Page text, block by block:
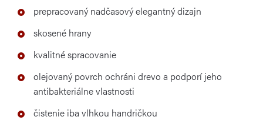
prepracovaný nadčasový elegantný dizajn
skosené hrany
kvalitné spracovanie
olejovaný povrch ochráni drevo a podporí jeho
antibakteriálne vlastnosti
čistenie iba vlhkou handričkou